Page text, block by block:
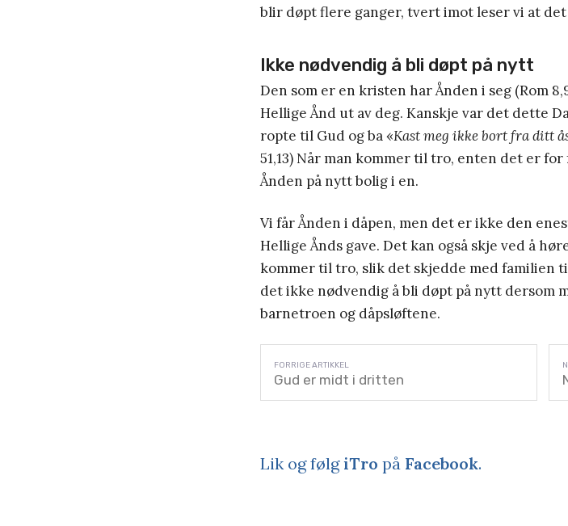
blir døpt flere ganger, tvert imot leser vi at det
Ikke nødvendig å bli døpt på nytt
Den som er en kristen har Ånden i seg (Rom
Hellige Ånd ut av deg. Kanskje var det dette
ropte til Gud og ba «Kast meg ikke bort fra ditt
51,13) Når man kommer til tro, enten det er
Ånden på nytt bolig i en.
Vi får Ånden i dåpen, men det er ikke den
Hellige Ånds gave. Det kan også skje ved å
kommer til tro, slik det skjedde med familien
det ikke nødvendig å bli døpt på nytt dersom
barnetroen og dåpsløftene.
Gud er midt i dritten
Lik og følgiTro på Facebook.